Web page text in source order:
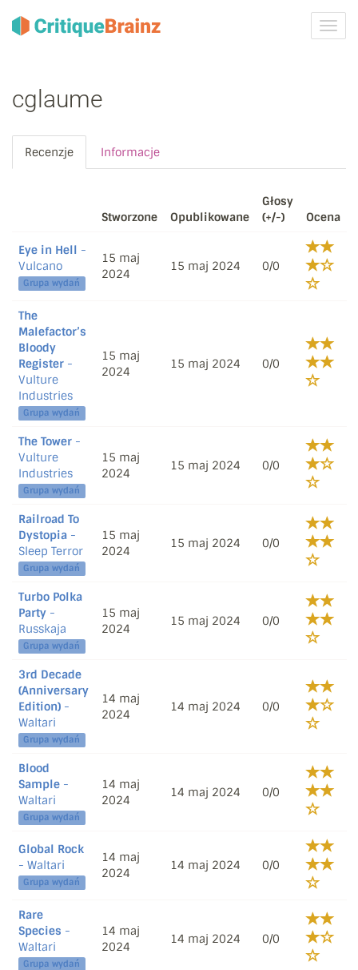
cglaume
Recenzje Informacje
Stworzone Opublikowane
Głosy
(+/-)
Ocena
Eye in Hell -
Vulcano
Grupa wydań
15 maj
2024
15 maj 2024 0/0
The
Malefactor’s
Bloody
Register -
Vulture
Industries
Grupa wydań
15 maj
2024
15 maj 2024 0/0
The Tower -
Vulture
Industries
Grupa wydań
15 maj
2024
15 maj 2024 0/0
Railroad To
Dystopia -
Sleep Terror
Grupa wydań
15 maj
2024
15 maj 2024 0/0
Turbo Polka
Party -
Russkaja
Grupa wydań
15 maj
2024
15 maj 2024 0/0
3rd Decade
(Anniversary
Edition) -
Waltari
Grupa wydań
14 maj
2024
14 maj 2024 0/0
Blood
Sample -
Waltari
Grupa wydań
14 maj
2024
14 maj 2024 0/0
Global Rock
- Waltari
Grupa wydań
14 maj
2024
14 maj 2024 0/0
Rare
Species -
Waltari
Grupa wydań
14 maj
2024
14 maj 2024 0/0